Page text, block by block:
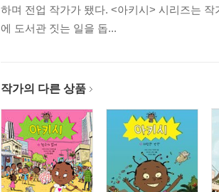
하며 전업 작가가 됐다. <아키시> 시리즈는
에 도서관 짓는 일을 돕...
작가의 다른 상품